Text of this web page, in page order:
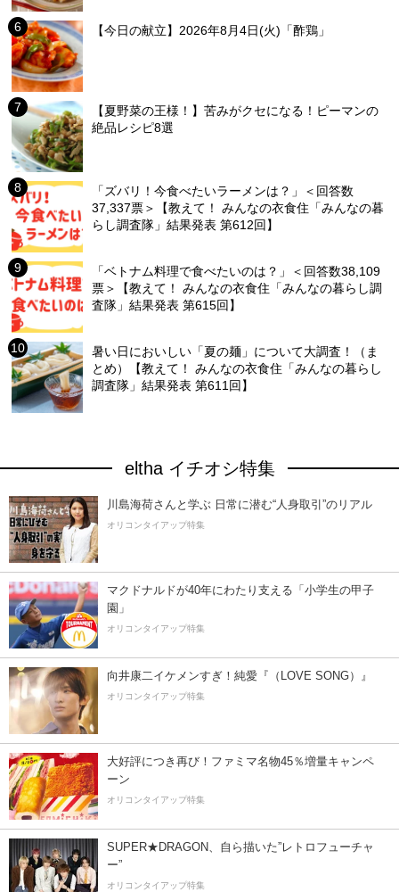
【今日の献立】2026年8月4日(火)「酢鶏」
【夏野菜の王様！】苦みがクセになる！ピーマンの
絶品レシピ8選
「ズバリ！今食べたいラーメンは？」＜回答数
37,337票＞【教えて！ みんなの衣食住「みんなの暮
らし調査隊」結果発表 第612回】
「ベトナム料理で食べたいのは？」＜回答数38,109
票＞【教えて！ みんなの衣食住「みんなの暮らし調
査隊」結果発表 第615回】
暑い日においしい「夏の麺」について大調査！（ま
とめ）【教えて！ みんなの衣食住「みんなの暮らし
調査隊」結果発表 第611回】
eltha イチオシ特集
川島海荷さんと学ぶ 日常に潜む“人身取引”のリアル
オリコンタイアップ特集
マクドナルドが40年にわたり支える「小学生の甲子
園」
オリコンタイアップ特集
向井康二イケメンすぎ！純愛『（LOVE SONG）』
オリコンタイアップ特集
大好評につき再び！ファミマ名物45％増量キャンペ
ーン
オリコンタイアップ特集
SUPER★DRAGON、自ら描いた”レトロフューチャ
ー”
オリコンタイアップ特集